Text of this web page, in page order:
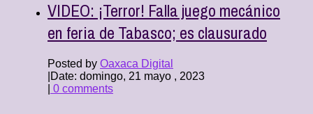
VIDEO: ¡Terror! Falla juego mecánico
en feria de Tabasco; es clausurado
Posted by Oaxaca Digital
Date: domingo, 21 mayo , 2023
0 comments